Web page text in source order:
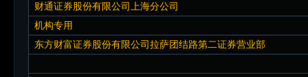
财通证券股份有限公司上海分公司
机构专用
东方财富证券股份有限公司拉萨团结路第二证券营业部